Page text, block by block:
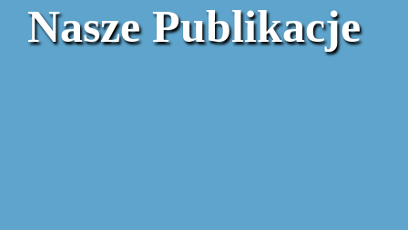
Nasze Publikacje